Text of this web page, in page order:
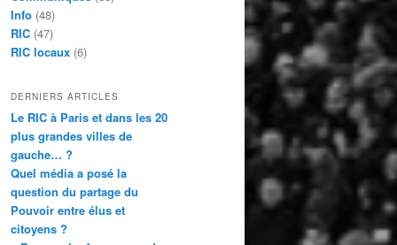
Info (48)
RIC (47)
RIC locaux (6)
DERNIERS ARTICLES
Le RIC à Paris et dans les 20
plus grandes villes de
gauche… ?
Quel média a posé la
question du partage du
Pouvoir entre élus et
citoyens ?